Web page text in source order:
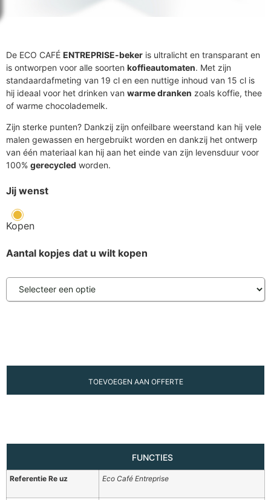
De ECO CAFÉ ENTREPRISE-beker is ultralicht en transparant en
is ontworpen voor alle soorten koffieautomaten. Met zijn
standaardafmeting van 19 cl en een nuttige inhoud van 15 cl is
hij ideaal voor het drinken van warme dranken zoals koffie, thee
of warme chocolademelk.
Zijn sterke punten? Dankzij zijn onfeilbare weerstand kan hij vele
malen gewassen en hergebruikt worden en dankzij het ontwerp
van één materiaal kan hij aan het einde van zijn levensduur voor
100% gerecycled worden.
Jij wenst
Kopen
Aantal kopjes dat u wilt kopen
TOEVOEGEN AAN OFFERTE
FUNCTIES
Referentie Re uz Eco Café Entreprise